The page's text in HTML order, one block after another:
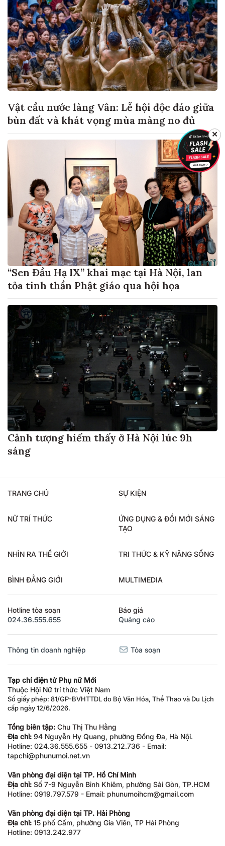
Vật cầu nước làng Vân: Lễ hội độc đáo giữa
bùn đất và khát vọng mùa màng no đủ
“Sen Đầu Hạ IX” khai mạc tại Hà Nội, lan
tỏa tinh thần Phật giáo qua hội họa
Cảnh tượng hiếm thấy ở Hà Nội lúc 9h
sáng
TRANG CHỦ SỰ KIỆN
NỮ TRÍ THỨC
ỨNG DỤNG & ĐỔI MỚI SÁNG
TẠO
NHÌN RA THẾ GIỚI TRI THỨC & KỸ NĂNG SỐNG
BÌNH ĐẲNG GIỚI MULTIMEDIA
Hotline tòa soạn
024.36.555.655
Báo giá
Quảng cáo
Thông tin doanh nghiệp Tòa soạn
Tạp chí điện tử Phụ nữ Mới
Thuộc Hội Nữ trí thức Việt Nam
Số giấy phép: 81/GP-BVHTTDL do Bộ Văn Hóa, Thể Thao và Du Lịch
cấp ngày 12/6/2026.
Tổng biên tập: Chu Thị Thu Hằng
Địa chỉ: 94 Nguyễn Hy Quang, phường Đống Đa, Hà Nội.
Hotline: 024.36.555.655 - 0913.212.736 - Email:
tapchi@phunumoi.net.vn
Văn phòng đại diện tại TP. Hồ Chí Minh
Địa chỉ: Số 7-9 Nguyễn Bỉnh Khiêm, phường Sài Gòn, TP.HCM
Hotline: 0919.797.579 - Email: phunumoihcm@gmail.com
Văn phòng đại diện tại TP. Hải Phòng
Địa chỉ: 15 phố Cấm, phường Gia Viên, TP Hải Phòng
Hotline: 0913.242.977
✕